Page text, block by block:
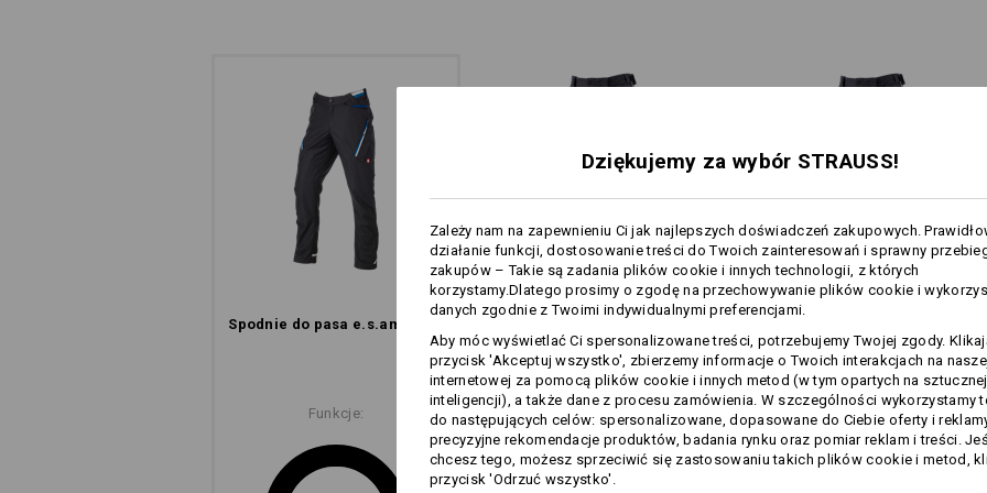
otwory wentylacyjne
na obu nogawkach
2 kieszenie ukośne, w tym
2 kieszenie na pośladkach z
2 ukośne kieszenie na
błyskawiczny,po prawej
kieszonką na smartfon i
subtelne odblaski
Zamów od razu takżewkładki
Materiał:
Materiał wierzchni
65% Poliester / 35
Wskazówki pielęgnacyjne:
Prać w pralce w temperaturze
60°C
Suszyć w suszarce w niskiej
temperaturze
Nie czyścić na sucho
intensywnej pracy w upale.
WYGODNE
Szczególnie praktyczne sa
wypelnieniu i pomimo zamka
nogawkach nie przeszkadzaja
latwy dostep przez caly czas.
1 / 2
1 / 4
Spodnie do pasa e.s.​ambition
Funkcje:
2020 zimowe, męskie
2020
Wspólne funkcje: Wspólne funkcje:
Dziękujemy za wybór STRAUSS!
Zależy nam na zapewnieniu Ci jak najlepszych doświadczeń zakupowych.
działanie funkcji, dostosowanie treści do Twoich zainteresowań i sprawny
zakupów – Takie są zadania plików cookie i innych technologii, z których
korzystamy.Dlatego prosimy o zgodę na przechowywanie plików cookie i
danych zgodnie z Twoimi indywidualnymi preferencjami.
Aby móc wyświetlać Ci spersonalizowane treści, potrzebujemy Twojej zgody.
przycisk 'Akceptuj wszystko', zbierzemy informacje o Twoich interakcjach na
internetowej za pomocą plików cookie i innych metod (w tym opartych na sztucznej
inteligencji), a także dane z procesu zamówienia. W szczególności wykorzystamy
do następujących celów: spersonalizowane, dopasowane do Ciebie oferty i
precyzyjne rekomendacje produktów, badania rynku oraz pomiar reklam i treści.
chcesz tego, możesz sprzeciwić się zastosowaniu takich plików cookie i metod,
przycisk 'Odrzuć wszystko'.